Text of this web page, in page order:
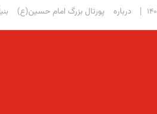
درباره پورتال بزرگ امام حسین(ع)